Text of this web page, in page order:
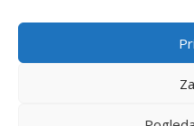
Copyright All right